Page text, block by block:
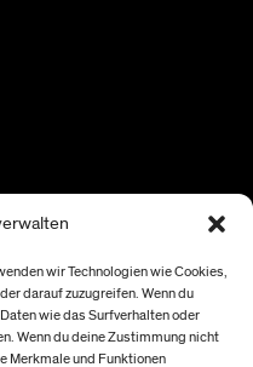
wir Technologien wie Cookies,
darauf zuzugreifen. Wenn du
wie das Surfverhalten oder
Wenn du deine Zustimmung nicht
Merkmale und Funktionen